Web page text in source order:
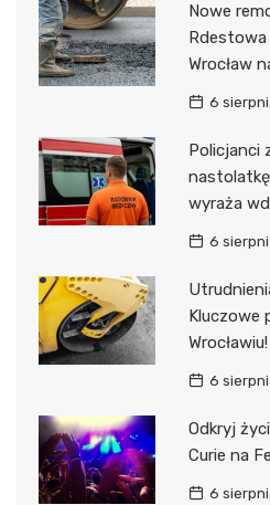
Nowe
Wrocław
6
Policjanci
wyraża
6
Kluczowe
Wrocławiu!
6
Odkryj
Curie na
6